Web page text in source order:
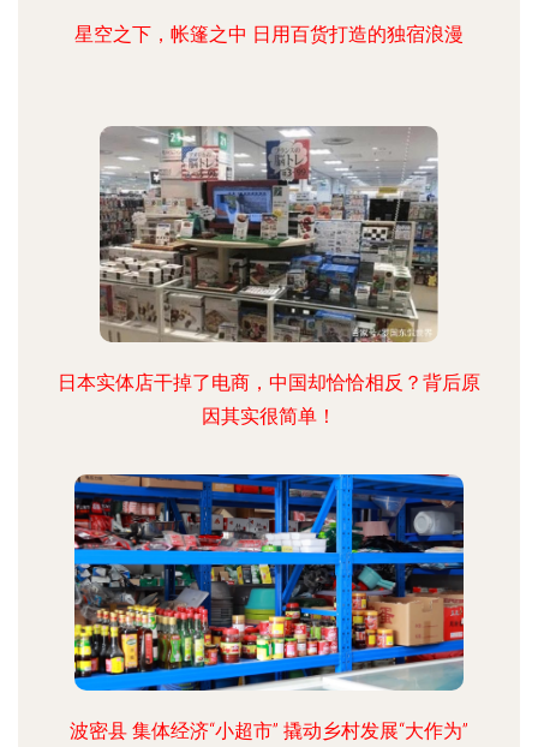
星空之下，帐篷之中 日用百货打造的独宿浪漫
日本实体店干掉了电商，中国却恰恰相反？背后原
因其实很简单！
波密县 集体经济“小超市” 撬动乡村发展“大作为”